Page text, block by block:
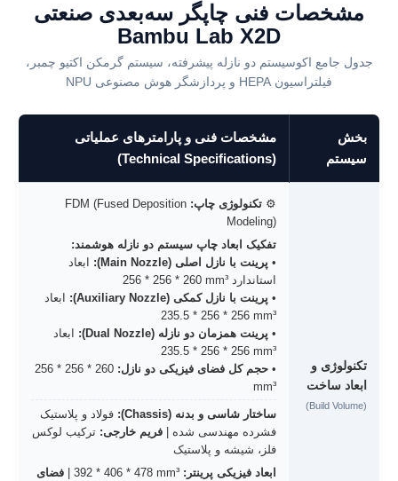
مشخصات فنی چاپگر سه‌بعدی صنعتی
Bambu Lab X2D
جدول جامع اکوسیستم دو نازله پیشرفته، سیستم گرمکن اکتیو چمبر،
فیلتراسیون HEPA و پردازشگر هوش مصنوعی NPU
بخش
سیستم
مشخصات فنی و پارامترهای عملیاتی
(Technical Specifications)
تکنولوژی و
ابعاد ساخت
(Build Volume)
⚙️ تکنولوژی چاپ: FDM (Fused Deposition
Modeling)
تفکیک ابعاد چاپ سیستم دو نازله هوشمند:
• پرینت با نازل اصلی (Main Nozzle):
ابعاد
استاندارد 256 * 256 * 260 mm³
• پرینت با نازل کمکی (Auxiliary Nozzle):
ابعاد
235.5 * 256 * 256 mm³
• پرینت همزمان دو نازله (Dual Nozzle):
ابعاد
235.5 * 256 * 256 mm³
• حجم کل فضای فیزیکی دو نازل: 256 * 256 * 260
mm³
ساختار شاسی و بدنه (Chassis):
فولاد و پلاستیک
فشرده مهندسی شده | فریم خارجی: ترکیب لوکس
فلز، شیشه و پلاستیک
ابعاد فیزیکی پرینتر: 392 * 406 * 478 mm³
فضای